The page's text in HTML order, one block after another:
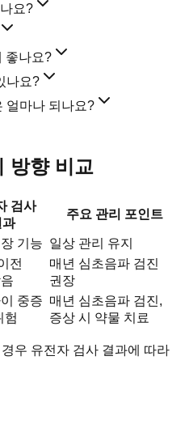
요?
좋나요?
나요?
얼마나 되나요?
방향 비교
검사
과
주요 관리 포인트
기능 일상 관리 유지
전
매년 심초음파 검진
권장
중증
험
매년 심초음파 검진,
증상 시 약물 치료
우 유전자 검사 결과에 따라